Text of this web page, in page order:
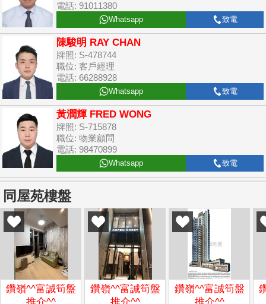
電話: 91011380
Whatsapp 致電
陳駿明 RAY CHAN
牌照: S-478744
職位: 客戶經理
電話: 66288928
Whatsapp 致電
黃潤輝 FRED WONG
牌照: S-715878
職位: 物業顧問
電話: 98470899
Whatsapp 致電
同屋苑樓盤
鑽嶺^^富誠筍盤
鑽嶺^^富誠筍盤
鑽嶺^^富誠筍盤